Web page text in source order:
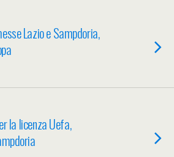
Lazio e Sampdoria,
la licenza Uefa,